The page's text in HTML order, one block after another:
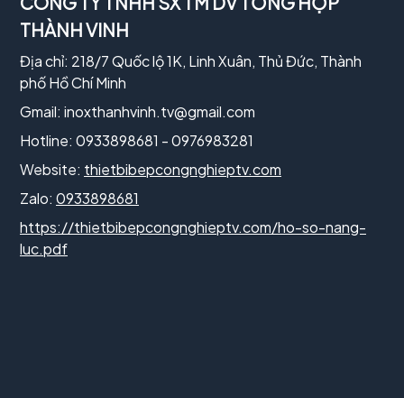
THÀNH VINH
Địa chỉ: 218/7 Quốc lộ 1K, Linh Xuân, Thủ Đức, Thành
phố Hồ Chí Minh
Gmail: inoxthanhvinh.tv@gmail.com
Hotline: 0933898681 - 0976983281
Website: thietbibepcongnghieptv.com
Zalo: 0933898681
https://thietbibepcongnghieptv.com/ho-so-nang-
luc.pdf